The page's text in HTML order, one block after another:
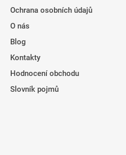
Ochrana osobních údajů
O nás
Blog
Kontakty
Hodnocení obchodu
Slovník pojmů